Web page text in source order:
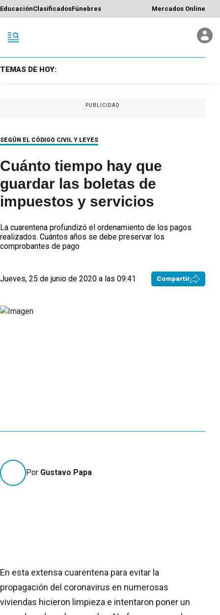
EducaciónClasificadosFúnebres Mercados Online
TEMAS DE HOY:
PUBLICIDAD
SEGÚN EL CÓDIGO CIVIL Y LEYES
Cuánto tiempo hay que
guardar las boletas de
impuestos y servicios
La cuarentena profundizó el ordenamiento de los pagos
realizados. Cuántos años se debe preservar los
comprobantes de pago
Jueves, 25 de junio de 2020 a las 09:41 Compartir
Por Gustavo Papa
En esta extensa cuarentena para evitar la
propagación del coronavirus en numerosas
viviendas hicieron limpieza e intentaron poner un